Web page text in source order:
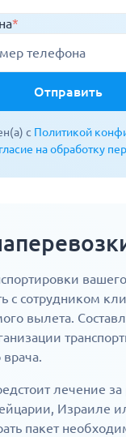
*
Отправить
с Политикой
на обработку
с сотрудником
вылета.
лечение
Израиле
пакет